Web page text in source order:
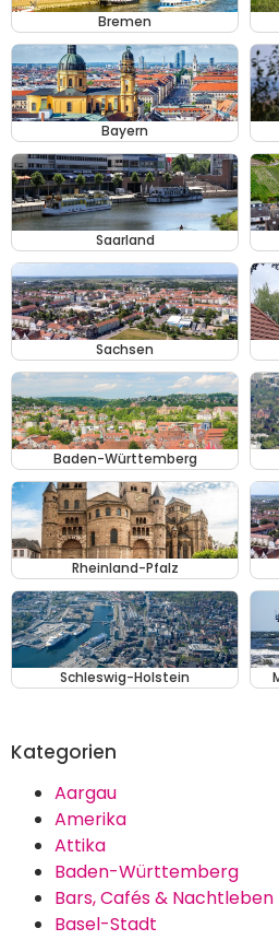
Bremen
Bayern
Saarland
Sachsen
Baden-Württemberg
Rheinland-Pfalz
Schleswig-Holstein
Kategorien
Aargau
Amerika
Attika
Baden-Württemberg
Bars, Cafés & Nachtleben
Basel-Stadt